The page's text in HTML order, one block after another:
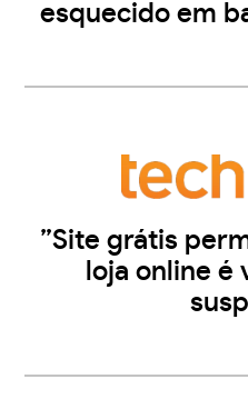
esquecido em
”Site grátis
loja online é